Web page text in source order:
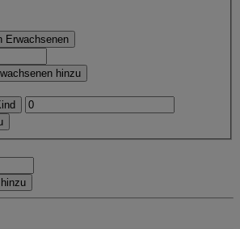
Erwachsenen
hinzu